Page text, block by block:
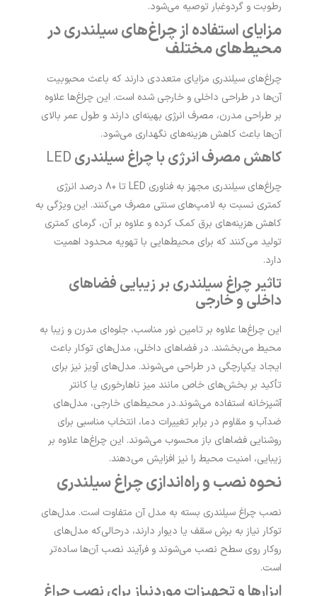
رطوبت و گردوغبار توصیه می‌شود.
مزایای استفاده از چراغ‌های سیلندری در
محیط‌های مختلف
چراغ‌های سیلندری مزایای متعددی دارند که باعث محبوبیت
آن‌ها در طراحی داخلی و خارجی شده است. این چراغ‌ها علاوه
بر طراحی مدرن، مصرف انرژی بهینه‌ای دارند و طول عمر بالای
آن‌ها باعث کاهش هزینه‌های نگهداری می‌شود.
کاهش مصرف انرژی با چراغ سیلندری LED
چراغ‌های سیلندری مجهز به فناوری LED تا ۸۰ درصد انرژی
کمتری نسبت به لامپ‌های سنتی مصرف می‌کنند. این ویژگی به
کاهش هزینه‌های برق کمک کرده و علاوه بر آن، گرمای کمتری
تولید می‌کنند که برای محیط‌هایی با تهویه محدود اهمیت
دارد.
تاثیر چراغ سیلندری بر زیبایی فضاهای
داخلی و خارجی
این چراغ‌ها علاوه بر تامین نور مناسب، جلوه‌ای مدرن و زیبا به
محیط می‌بخشند. در فضاهای داخلی، مدل‌های توکار باعث
ایجاد یکپارچگی در طراحی می‌شوند. مدل‌های آویز نیز برای
تأکید بر بخش‌های خاص مانند میز ناهارخوری یا کانتر
آشپزخانه استفاده می‌شوند.در محیط‌های خارجی، مدل‌های
ضدآب و مقاوم در برابر تغییرات دما، انتخاب مناسبی برای
روشنایی فضاهای باز محسوب می‌شوند. این چراغ‌ها علاوه بر
زیبایی، امنیت محیط را نیز افزایش می‌دهند.
نحوه نصب و راه‌اندازی چراغ سیلندری
نصب چراغ سیلندری بسته به مدل آن متفاوت است. مدل‌های
توکار نیاز به برش سقف یا دیوار دارند، درحالی‌که مدل‌های
روکار روی سطح نصب می‌شوند و فرآیند نصب آن‌ها ساده‌تر
است.
ابزارها و تجهیزات موردنیاز برای نصب چراغ